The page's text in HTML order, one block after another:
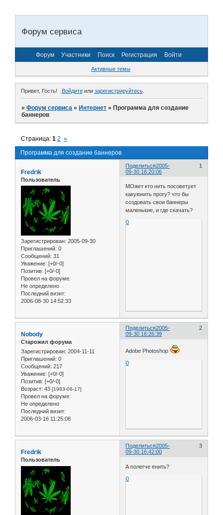
Форум сервиса
Форум Участники Поиск Регистрация Войти
Активные темы
Привет, Гость! Войдитеили зарегистрируйтесь.
»Форум сервиса »Интернет »Программа для создание
баннеров
Программа для создание баннеров
Страница:1 2 »
Поделиться 1
2005-
09-30 16:20:06
Fredrik
Пользователь
Зарегистрирован: 2005-09-30
Приглашений: 0
Сообщений: 31
Уважение: [+0/-0]
Позитив: [+0/-0]
Провел на форуме:
Не определено
Последний визит:
2006-08-30 14:52:33
МОжет кто нить посоветует
какуюнить прогу? что бы
создовать свои баннеры
маленькие, и где скачать?
0
Поделиться 2
2005-
09-30 16:26:39
Nobody
Старожил форума
Зарегистрирован: 2004-11-11
Приглашений: 0
Сообщений: 217
Уважение: [+0/-0]
Позитив: [+0/-0]
Возраст: 43 [1983-06-17]
Провел на форуме:
Не определено
Последний визит:
2006-03-16 11:25:08
Adobe Photoshop
0
Поделиться 3
2005-
09-30 16:42:00
Fredrik
Пользователь
А полегче енить?
0